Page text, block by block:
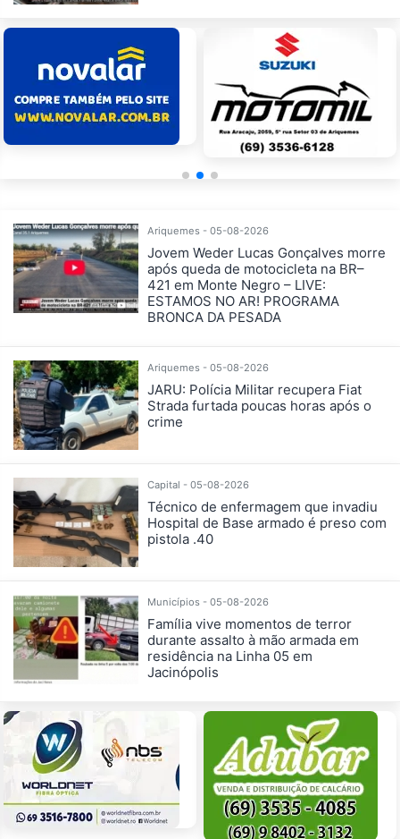
Ariquemes - 05-08-2026
Jovem Weder Lucas Gonçalves morre
após queda de motocicleta na BR–
421 em Monte Negro – LIVE:
ESTAMOS NO AR! PROGRAMA
BRONCA DA PESADA
Ariquemes - 05-08-2026
JARU: Polícia Militar recupera Fiat
Strada furtada poucas horas após o
crime
Capital - 05-08-2026
Técnico de enfermagem que invadiu
Hospital de Base armado é preso com
pistola .40
Municípios - 05-08-2026
Família vive momentos de terror
durante assalto à mão armada em
residência na Linha 05 em
Jacinópolis